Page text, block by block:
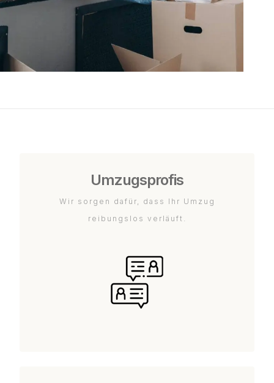
Umzugsprofis
Wir sorgen dafür, dass Ihr Umzug
reibungslos verläuft.